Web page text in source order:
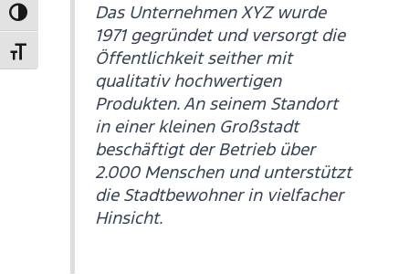
UMSCHALTEN AUF HOHE KONTRASTE
SCHRIFT VERGRÖSSERN
Das Unternehmen XYZ wurde
1971 gegründet und versorgt die
Öffentlichkeit seither mit
qualitativ hochwertigen
Produkten. An seinem Standort
in einer kleinen Großstadt
beschäftigt der Betrieb über
2.000 Menschen und unterstützt
die Stadtbewohner in vielfacher
Hinsicht.